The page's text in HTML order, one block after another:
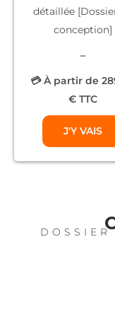
détaillée
conception]
–
💳 À partir de
€ TTC
J'Y VAIS